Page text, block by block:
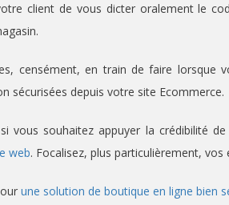
client de vous dicter oralement le
censément, en train de faire lorsque
sécurisées depuis votre site Ecommerce.
vous souhaitez appuyer la crédibilité
web. Focalisez, plus particulièrement,
une solution de boutique en ligne bien